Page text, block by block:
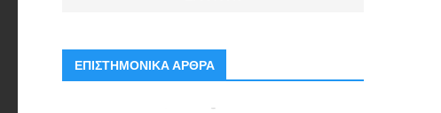
ΕΠΙΣΤΗΜΟΝΙΚΑ ΑΡΘΡΑ